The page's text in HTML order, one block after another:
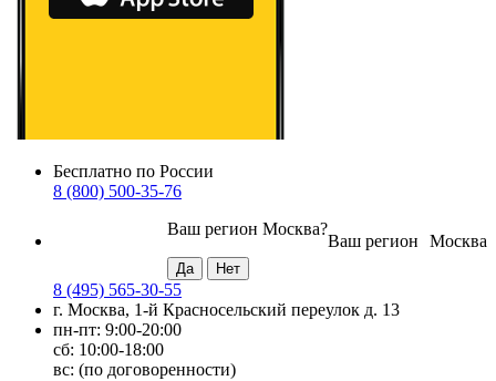
Бесплатно по России
8 (800) 500-35-76
Москва
Ваш регион
Ваш регион Москва?
8 (495) 565-30-55
г. Москва, 1-й Красносельский переулок д. 13
пн-пт: 9:00-20:00
сб: 10:00-18:00
вс: (по договоренности)